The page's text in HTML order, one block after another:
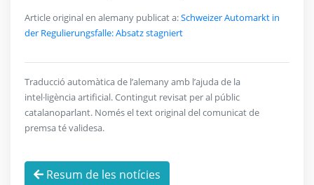
Article original en alemany publicat a:Schweizer Automarkt in
der Regulierungsfalle: Absatz stagniert
Traducció automàtica de l’alemany amb l’ajuda de la
intel·ligència artificial. Contingut revisat per al públic
catalanoparlant. Només el text original del comunicat de
premsa té validesa.
Resum de les notícies